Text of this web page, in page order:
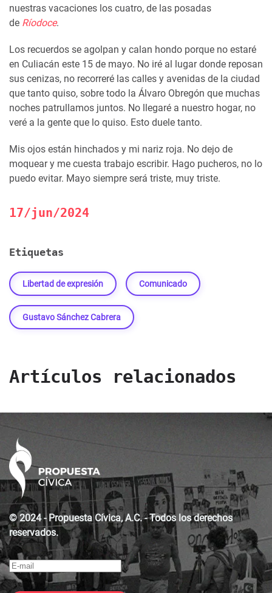
nuestras vacaciones los cuatro, de las posadas
de Ríodoce.
Los recuerdos se agolpan y calan hondo porque no estaré
en Culiacán este 15 de mayo. No iré al lugar donde reposan
sus cenizas, no recorreré las calles y avenidas de la ciudad
que tanto quiso, sobre todo la Álvaro Obregón que muchas
noches patrullamos juntos. No llegaré a nuestro hogar, no
veré a la gente que lo quiso. Esto duele tanto.
Mis ojos están hinchados y mi nariz roja. No dejo de
moquear y me cuesta trabajo escribir. Hago pucheros, no lo
puedo evitar. Mayo siempre será triste, muy triste.
17/jun/2024
Etiquetas
Libertad de expresión Comunicado
Gustavo Sánchez Cabrera
Artículos relacionados
© 2024 - Propuesta Cívica, A.C. - Todos los derechos
reservados.